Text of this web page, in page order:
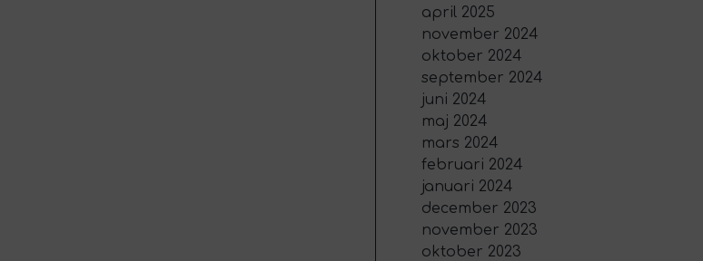
april 2025
november 2024
oktober 2024
september 2024
juni 2024
maj 2024
mars 2024
februari 2024
januari 2024
december 2023
november 2023
oktober 2023